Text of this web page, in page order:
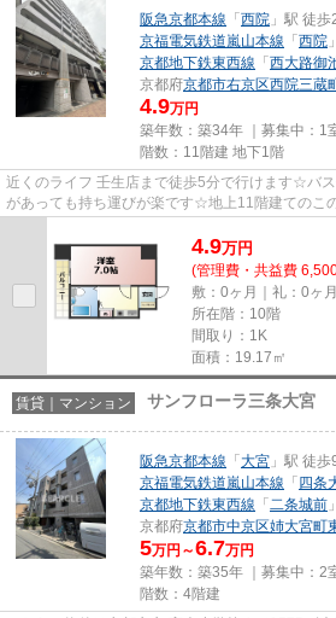
阪急京都本線 「 西院 」駅 徒歩
京福電気鉄道嵐山本線 「 西院
京都地下鉄東西線 「 西大路御
京都府京都市右京区西院三蔵
4.9万円
築年数：築34年 ｜募集中： 1
階数：11階建 地下1階
近くのライフ 壬生店まで徒歩5分で行けます☆バ
があっても持ち運びが楽です☆地上11階建てのこ
4.9万円
(管理費・共益費
敷：0ヶ月｜礼：0ヶ月
所在階：10階
間取り：1K
面積：19.17㎡
賃貸｜マンション サンフローラ三条大宮
阪急京都本線 「 大宮 」駅 徒歩
京福電気鉄道嵐山本線 「 四条
京都地下鉄東西線 「 二条城前
京都府京都市中京区姉大宮町
5万円～6.7万円
築年数：築35年 ｜募集中： 2
階数：4階建